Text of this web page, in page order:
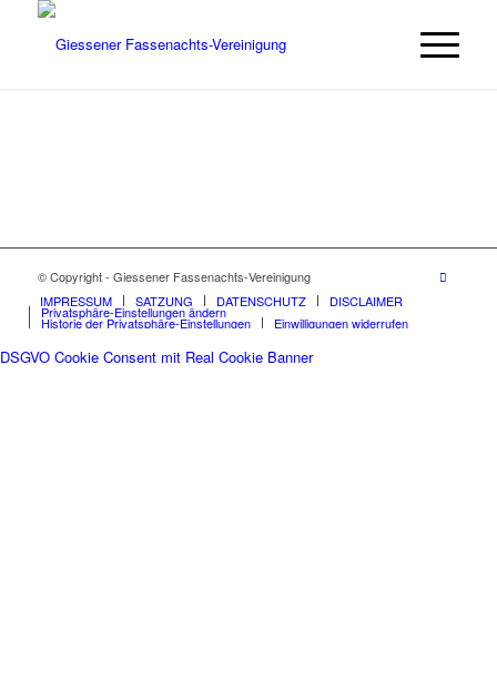
© Copyright - Giessener Fassenachts-Vereinigung
IMPRESSUM
SATZUNG DATENSCHUTZ DISCLAIMER
Privatsphäre-Einstellungen ändern
Historie der Privatsphäre-Einstellungen Einwilligungen widerrufen
DSGVO Cookie Consent mit Real Cookie Banner